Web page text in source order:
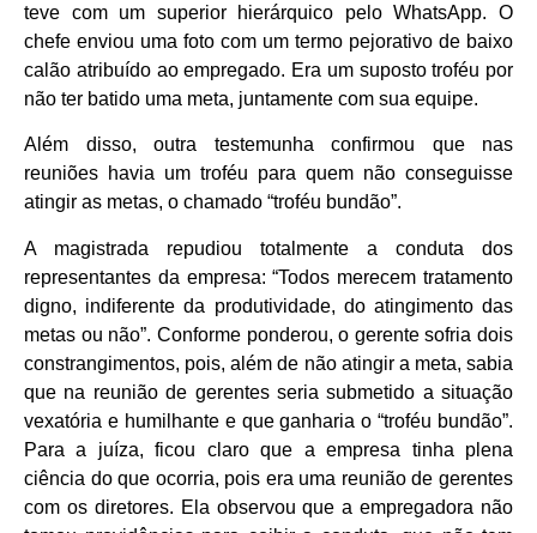
teve com um superior hierárquico pelo WhatsApp. O
chefe enviou uma foto com um termo pejorativo de baixo
calão atribuído ao empregado. Era um suposto troféu por
não ter batido uma meta, juntamente com sua equipe.
Além disso, outra testemunha confirmou que nas
reuniões havia um troféu para quem não conseguisse
atingir as metas, o chamado “troféu bundão”.
A magistrada repudiou totalmente a conduta dos
representantes da empresa: “Todos merecem tratamento
digno, indiferente da produtividade, do atingimento das
metas ou não”. Conforme ponderou, o gerente sofria dois
constrangimentos, pois, além de não atingir a meta, sabia
que na reunião de gerentes seria submetido a situação
vexatória e humilhante e que ganharia o “troféu bundão”.
Para a juíza, ficou claro que a empresa tinha plena
ciência do que ocorria, pois era uma reunião de gerentes
com os diretores. Ela observou que a empregadora não